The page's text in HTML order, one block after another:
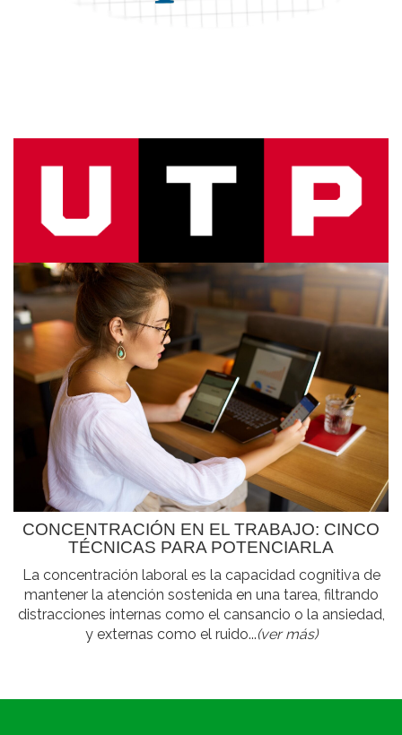
CONCENTRACIÓN EN EL TRABAJO: CINCO
TÉCNICAS PARA POTENCIARLA
La concentración laboral es la capacidad cognitiva de
mantener la atención sostenida en una tarea, filtrando
distracciones internas como el cansancio o la ansiedad,
y externas como el ruido...(ver más)